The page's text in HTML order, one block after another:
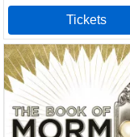
Tickets
The Book of Mormon